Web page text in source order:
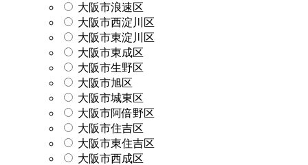
大阪市浪速区
大阪市西淀川区
大阪市東淀川区
大阪市東成区
大阪市生野区
大阪市旭区
大阪市城東区
大阪市阿倍野区
大阪市住吉区
大阪市東住吉区
大阪市西成区